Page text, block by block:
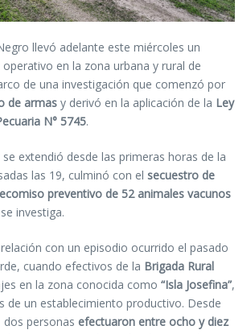
llevó adelante este miércoles un
en la zona urbana y rural de
de una investigación que comenzó por
de armas y derivó en la aplicación de la Ley
N° 5745.
se extendió desde las primeras horas de la
las 19, culminó con el secuestro de
preventivo de 52 animales vacunos
investiga.
con un episodio ocurrido el pasado
cuando efectivos de la Brigada Rural
en la zona conocida como “Isla Josefina”,
de un establecimiento productivo. Desde
personas efectuaron entre ocho y diez